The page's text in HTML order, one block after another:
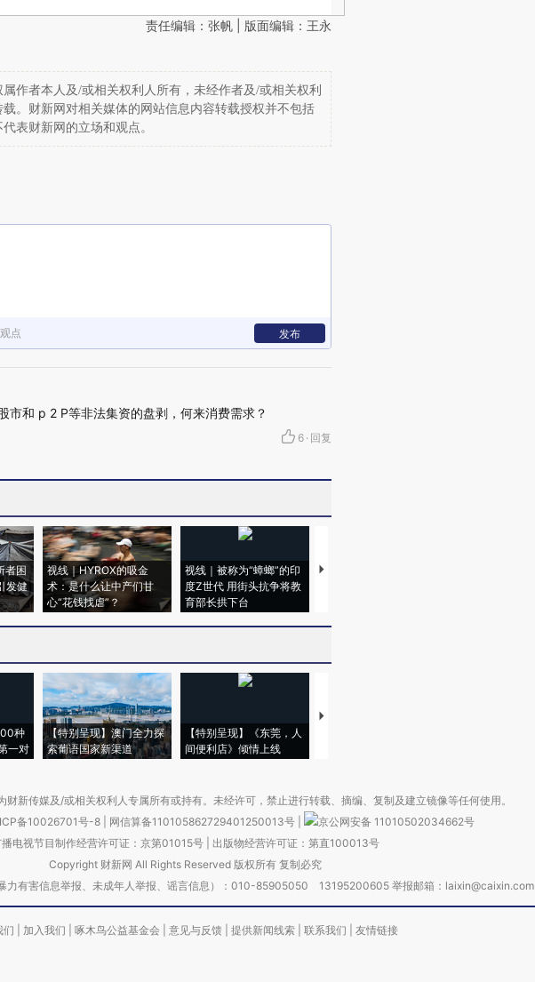
责任编辑：张帆 | 版面编辑：王永
作者本人及/或相关权利人所有，未经作者及/或相关权利
。财新网对相关媒体的网站信息内容转载授权并不包括
表财新网的立场和观点。
点 发布
市和 p 2 P等非法集资的盘剥，何来消费需求？
6 · 回复
者困
发健
视线｜HYROX的吸金
术：是什么让中产们甘
心“花钱找虐”？
视线｜被称为“蟑螂”的印
度Z世代 用街头抗争将教
育部长拱下台
视线｜“入侵”还是“人道危
种
一对
【特别呈现】澳门全力探
索葡语国家新渠道
【特别呈现】《东莞，人
间便利店》倾情上线
【推广】走进第四届链博
财新传媒及/或相关权利人专属所有或持有。未经许可，禁止进行转载、摘编、复制及建立镜像等任何使用。
备10026701号-8 网信算备110105862729401250013号
京公网安备 11010502034662号
播电视节目制作经营许可证：京第01015号| 出版物经营许可证：第直100013号
Copyright 财新网 All Rights Reserved 版权所有 复制必究
力有害信息举报、未成年人举报、谣言信息）：010-85905050 13195200605 举报邮箱：laixin@caixin.com
们 加入我们 啄木鸟公益基金会 意见与反馈 提供新闻线索 联系我们 友情链接